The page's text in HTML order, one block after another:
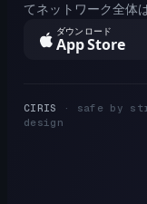
てネットワーク全体
ダウンロード
App Store
CIRIS
· safe by
design